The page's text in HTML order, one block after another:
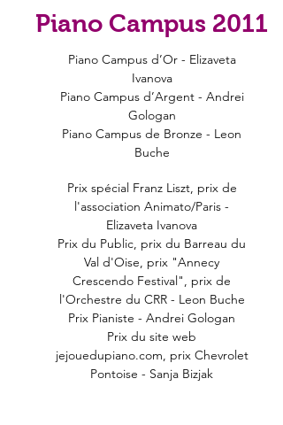
Piano Campus 2011
Piano Campus d’Or - Elizaveta
Ivanova
Piano Campus d’Argent - Andrei
Gologan
Piano Campus de Bronze - Leon
Buche
Prix spécial Franz Liszt, prix de
l'association Animato/Paris -
Elizaveta Ivanova
Prix du Public, prix du Barreau du
Val d'Oise, prix "Annecy
Crescendo Festival", prix de
l'Orchestre du CRR - Leon Buche
Prix Pianiste - Andrei Gologan
Prix du site web
jejouedupiano.com, prix Chevrolet
Pontoise - Sanja Bizjak